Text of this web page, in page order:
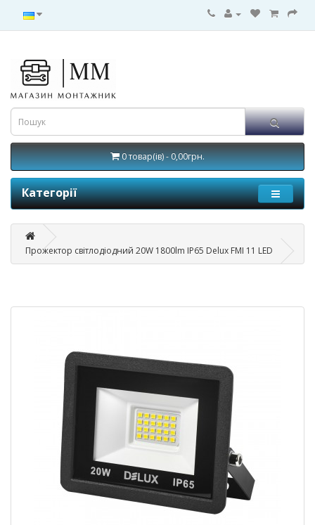
0 товар(ів) - 0,00грн.
Категорії
Прожектор світлодіодний 20W 1800lm IP65 Delux FMI 11 LED